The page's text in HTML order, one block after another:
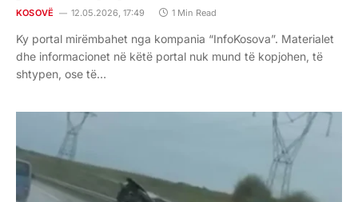
KOSOVË 12.05.2026, 17:49 1 Min Read
Ky portal mirëmbahet nga kompania “InfoKosova”. Materialet
dhe informacionet në këtë portal nuk mund të kopjohen, të
shtypen, ose të…